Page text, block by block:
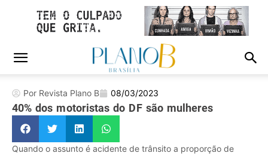
Por Revista Plano B 08/03/2023
40% dos motoristas do DF são mulheres
Quando o assunto é acidente de trânsito a proporção de